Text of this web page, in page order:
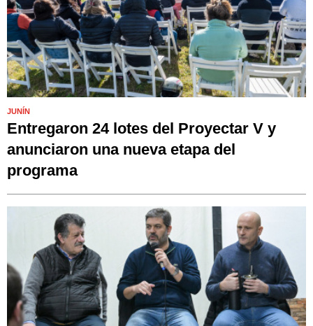
JUNÍN
Entregaron 24 lotes del Proyectar V y
anunciaron una nueva etapa del
programa